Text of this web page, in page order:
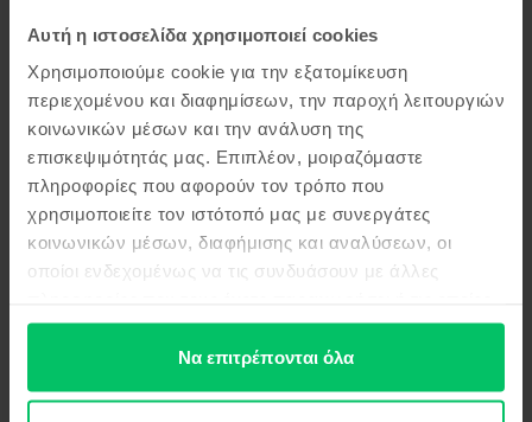
Αυτή η ιστοσελίδα χρησιμοποιεί cookies
Χρησιμοποιούμε cookie για την εξατομίκευση
περιεχομένου και διαφημίσεων, την παροχή λειτουργιών
κοινωνικών μέσων και την ανάλυση της
επισκεψιμότητάς μας. Επιπλέον, μοιραζόμαστε
πληροφορίες που αφορούν τον τρόπο που
χρησιμοποιείτε τον ιστότοπό μας με συνεργάτες
κοινωνικών μέσων, διαφήμισης και αναλύσεων, οι
οποίοι ενδεχομένως να τις συνδυάσουν με άλλες
έχουν συλλέξει σε σχέση με την από μέρους σας χρήση
των υπηρεσιών τους.Να επιτρέπονται όλα